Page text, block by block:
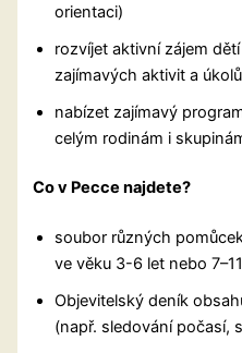
orientaci)
rozvíjet aktivní zájem
zajímavých aktivit a úkolů
nabízet zajímavý
celým rodinám i
Co v Pecce najdete?
soubor různých
ve věku 3-6 let nebo
Objevitelský deník
(např. sledování počasí,